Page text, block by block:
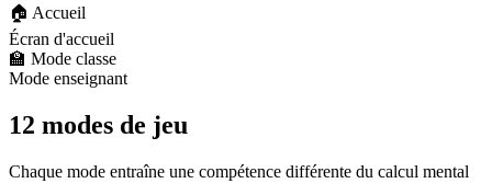
🏠 Accueil
Écran d'accueil
🏫 Mode classe
Mode enseignant
12 modes de jeu
Chaque mode entraîne une compétence différente du calcul mental